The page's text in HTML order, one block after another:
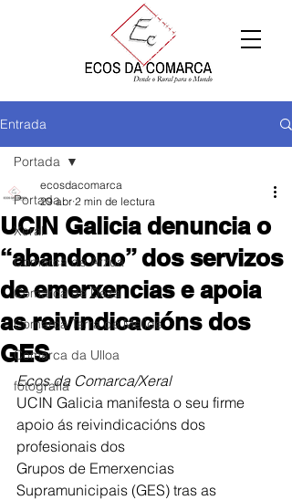
Entrada
Portada
Xeral
Comarca de Arzúa
Comarca de Deza
Comarca Terra de Melide
Comarca da Ulloa
fotografía
Portada
UCIN Galicia denuncia o
“abandono” dos servizos
de emerxencias e apoia
as reivindicacións dos
GES
ecosdacomarca
29 abr 2 min de lectura
Ecos da Comarca/Xeral
UCIN Galicia manifesta o seu firme
apoio ás reivindicacións dos
profesionais dos
Grupos de Emerxencias
Supramunicipais (GES) tras as